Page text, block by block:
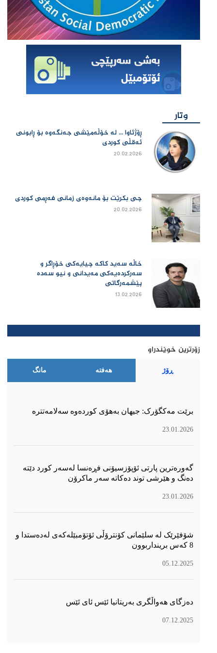
وتار
ڕۆژئاوا ... لە خۆڵەمێشی جەنگەوە بۆ ڕابونی
ئەقڵی کوردی
20.02.2026
چی بكرێت بۆ مانەوەی زمانی فەڕمی كوردی
20.02.2026
خاڵە سەید کاکە چیایەکی خۆڕاگر و
سەرکردەیەکی مەیدانی و نیو سەدە
پێشمەرگاتی
13.02.2026
زۆرترین خوێندراو
ڕۆژ هەفتە مانگ
برێت مەکگۆرک: جیهان بەهۆی کوردەوە سەلامەتترە
23.01.2026
گەورەترین پارتی ئۆپۆزسیۆنی فڕەنسا لەسەر كورد دێتە
دەنگ و هێرشی توند دەكاتە سەر ماكرۆن
23.01.2026
شۆفێرێک لە سلێمانی کۆنترۆڵی ئۆتۆمبێلەکەی لەدەستدا و
8 کەس برینداربوون
05.12.2025
دەزگای هەواڵگری بەریتانیا ئێس ئای ئێس
07.12.2025